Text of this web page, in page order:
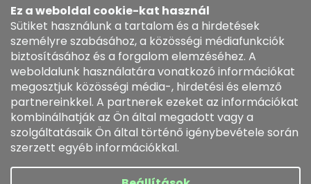
Ez a weboldal cookie-kat használ
Sütiket használunk a tartalom és a hirdetések
személyre szabásához, a közösségi médiafunkciók
biztosításához és a forgalom elemzéséhez. A
weboldalunk használatára vonatkozó információkat
megosztjuk közösségi média-, hirdetési és elemző
partnereinkkel. A partnerek ezeket az információkat
kombinálhatják az Ön által megadott vagy a
szolgáltatásaik Ön által történő igénybevétele során
szerzett egyéb információkkal.
381281747, 603225633
603225633
https://www.facebook.com/kozenezbozi/
Informace pro vás
Általános szerződési feltételek
Cookie szabályzat
Rendelésem